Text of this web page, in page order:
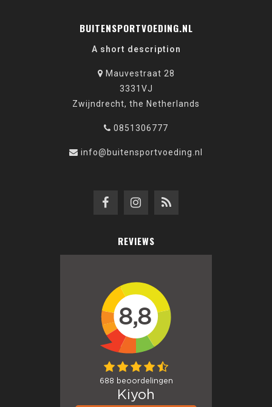
BUITENSPORTVOEDING.NL
A short description
Mauvestraat 28
3331VJ
Zwijndrecht, the Netherlands
0851306777
info@buitensportvoeding.nl
REVIEWS